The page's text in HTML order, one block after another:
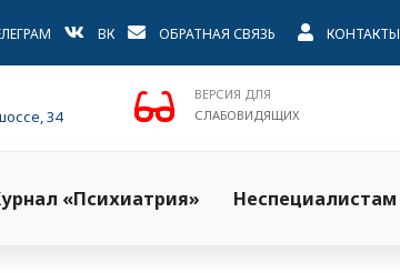
ВК ОБРАТНАЯ СВЯЗЬ КОНТАКТЫ
34
ВЕРСИЯ ДЛЯ
СЛАБОВИДЯЩИХ
«Психиатрия» Неспециалистам